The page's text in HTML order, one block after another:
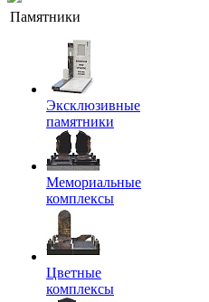
Памятники
Эксклюзивные
памятники
Мемориальные
комплексы
Цветные
комплексы